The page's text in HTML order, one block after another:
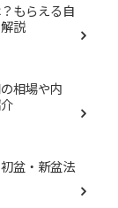
もらえる自
説
相場や内
盆・新盆法